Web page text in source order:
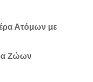
Ατόμων με
Ζώων